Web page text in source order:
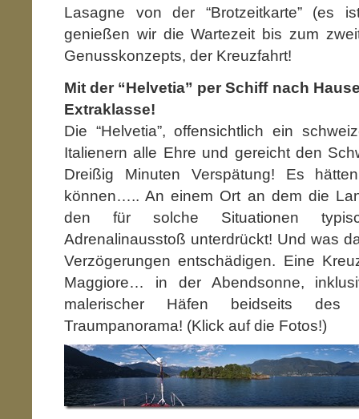
Lasagne von der “Brotzeitkarte” (es
genießen wir die Wartezeit bis zum
Genusskonzepts, der Kreuzfahrt!
Mit der “Helvetia” per Schiff nach
Extraklasse!
Die “Helvetia”, offensichtlich ein
Italienern alle Ehre und gereicht den
Dreißig Minuten Verspätung! Es
können….. An einem Ort an dem die
den für solche Situationen
Adrenalinausstoß unterdrückt! Und was
Verzögerungen entschädigen. Eine
Maggiore… in der Abendsonne,
malerischer Häfen beidseits
Traumpanorama! (Klick auf die Fotos!)